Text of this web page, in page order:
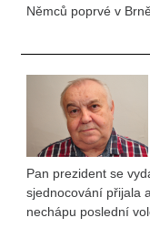
Němců poprvé v
Pan prezident se
sjednocování přijala
nechápu poslední